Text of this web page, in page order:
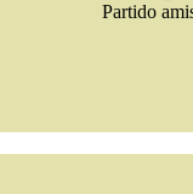
Partido